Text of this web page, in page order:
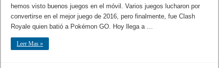
hemos visto buenos juegos en el móvil. Varios juegos lucharon por
convertirse en el mejor juego de 2016, pero finalmente, fue Clash
Royale quien batió a Pokémon GO. Hoy llega a …
Leer Mas »